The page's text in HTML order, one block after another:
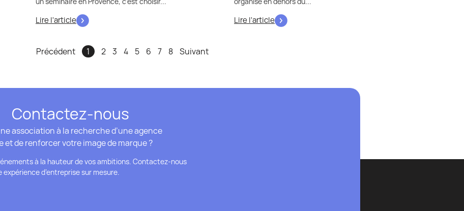
Lire l'article Lire l'article
Précédent 1 2 3 4 5 6 7 8 Suivant
Contactez-nous
association à la recherche d’une agence
de renforcer votre image de marque ?
à la hauteur de vos ambitions. Contactez-nous
d’entreprise sur mesure.